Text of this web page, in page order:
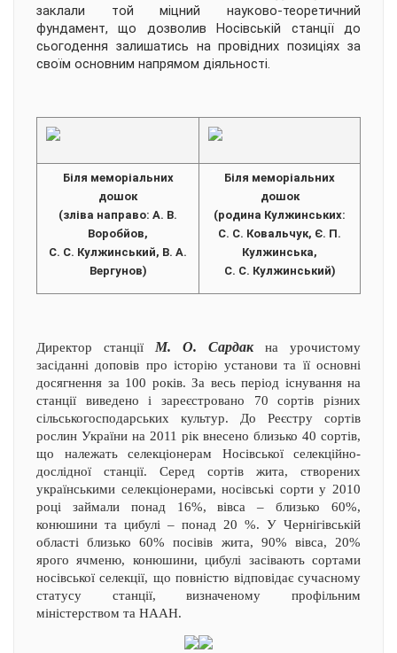
заклали той міцний науково-теоретичний
фундамент, що дозволив Носівській станції до
сьогодення залишатись на провідних позиціях за
своїм основним напрямом діяльності.
Біля меморіальних
дошок
(зліва направо: А. В.
Воробйов,
С. С. Кулжинський, В. А.
Вергунов)
Біля меморіальних
дошок
(родина Кулжинських:
С. С. Ковальчук, Є. П.
Кулжинська,
С. С. Кулжинський)
Директор станції М. О. Сардакна урочистому
засіданні доповів про історію установи та її основні
досягнення за 100 років. За весь період існування на
станції виведено і зареєстровано 70 сортів різних
сільськогосподарських культур. До Реєстру сортів
рослин України на 2011 рік внесено близько 40 сортів,
що належать селекціонерам Носівської селекційно-
дослідної станції. Серед сортів жита, створених
українськими селекціонерами, носівські сорти у 2010
році займали понад 16%, вівса – близько 60%,
конюшини та цибулі – понад 20 %. У Чернігівській
області близько 60% посівів жита, 90% вівса, 20%
ярого ячменю, конюшини, цибулі засівають сортами
носівської селекції, що повністю відповідає сучасному
статусу станції, визначеному профільним
міністерством та НААН.